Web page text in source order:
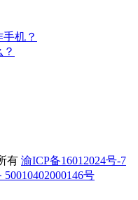
机？
有 渝ICP备16012024号-7
号